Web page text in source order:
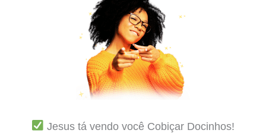
Jesus tá vendo você Cobiçar Docinhos!